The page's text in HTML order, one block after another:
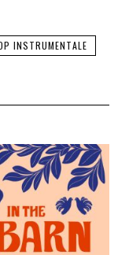
INSTRUMENTALE